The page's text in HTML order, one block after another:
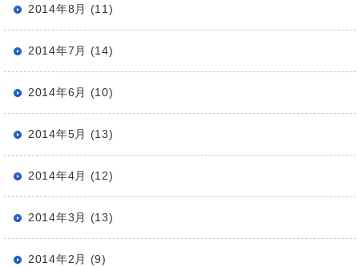
2014年8月 (11)
2014年7月 (14)
2014年6月 (10)
2014年5月 (13)
2014年4月 (12)
2014年3月 (13)
2014年2月 (9)